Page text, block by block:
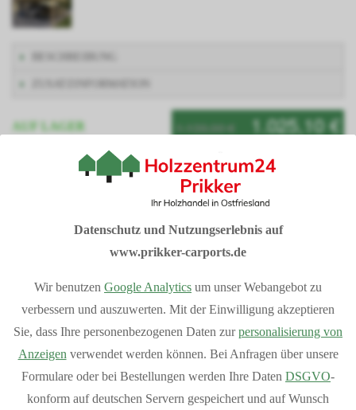
1.139,00 € 1.025,10 €
AUF LAGER
Artikelnummer: AVUSI500500
Planen Sie Ihren Carport ganz nach Ihren Wünschen mit
Flachdach-Konfigurator,Satteldach-Konfigurator
Anlehn-Konfigurator.
Sommeraktion 10% Rabatt auf das
Grundmodell aller Carports.
Sondermodelle sind von der Aktion ausgeschlossen
Datenschutz und Nutzungserlebnis auf
www.prikker-carports.de
Wir benutzen Google Analytics um unser Webangebot zu
verbessern und auszuwerten. Mit der Einwilligung akzeptieren
Sie, dass Ihre personenbezogenen Daten zurpersonalisierung von
Anzeigen verwendet werden können. Bei Anfragen über unsere
Formulare oder bei Bestellungen werden Ihre Daten DSGVO-
konform auf deutschen Servern gespeichert und auf Wunsch